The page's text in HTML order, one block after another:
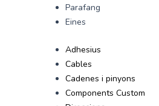
Parafang
Eines
Adhesius
Cables
Cadenes i pinyons
Components Custom